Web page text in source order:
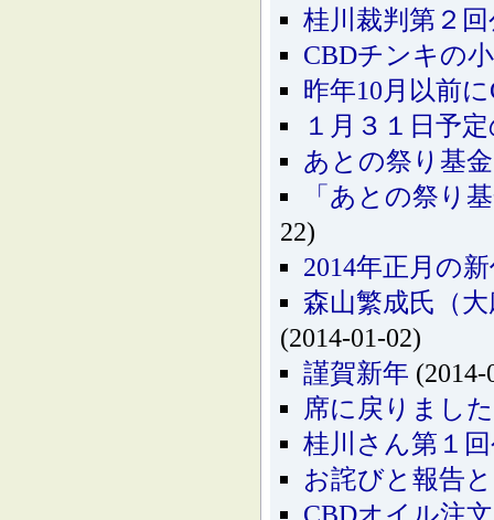
桂川裁判第２
CBDチンキの
昨年10月以前
１月３１日予
あとの祭り基
「あとの祭り
22)
2014年正月の
森山繁成氏（
(2014-01-02)
謹賀新年 (2014-
席に戻りました
桂川さん第１
お詫びと報告